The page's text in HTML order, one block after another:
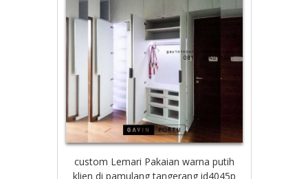
custom Lemari Pakaian warna putih
klien di pamulang tangerang id4045p